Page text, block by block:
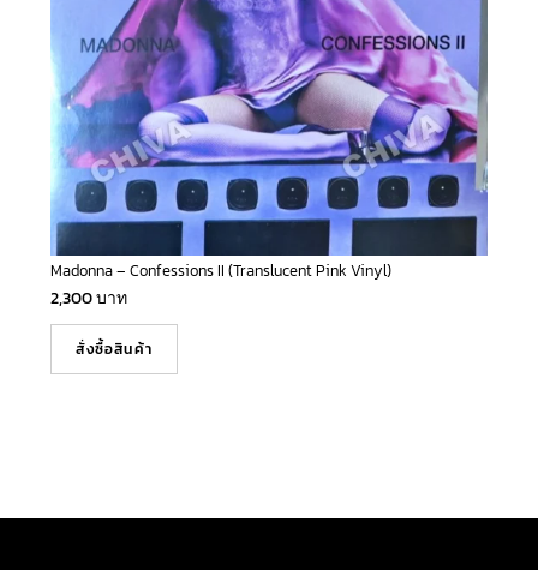
Madonna – Confessions II (Translucent Pink Vinyl)
2,300บาท
สั่งซื้อสินค้า